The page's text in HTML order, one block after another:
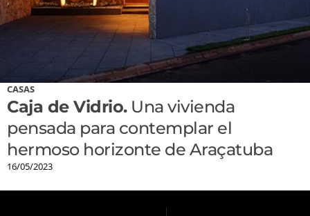
CASAS
Caja de Vidrio.Una vivienda
pensada para contemplar el
hermoso horizonte de Araçatuba
16/05/2023